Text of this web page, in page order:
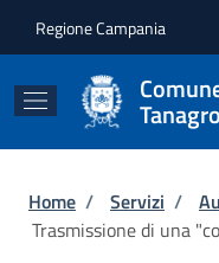
Regione Campania
Tanagro
Briciole di
Home / Servizi /
Trasmissione di una